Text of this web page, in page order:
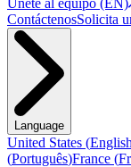
ContáctenosSolicita
Language
United States (English
(Português)France (